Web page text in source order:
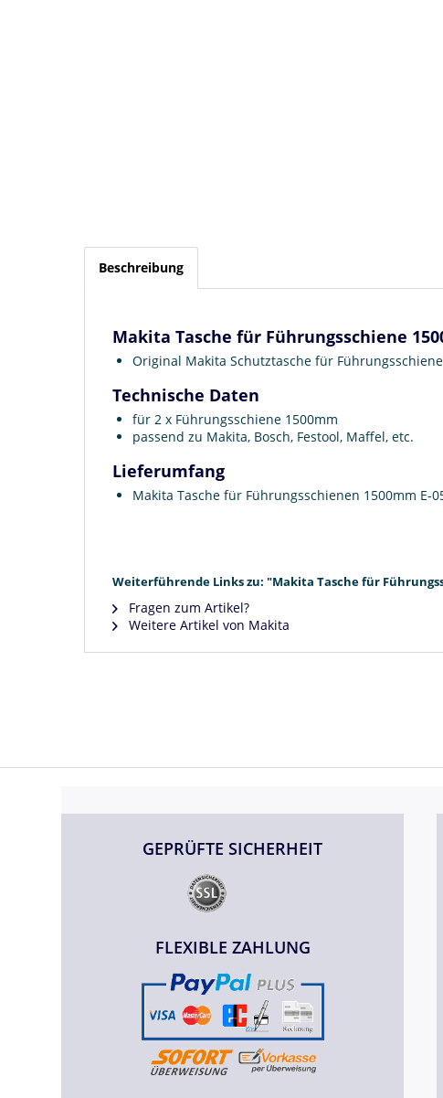
Beschreibung
Makita Tasche für Führungsschiene
Original Makita Schutztasche für Führungsschiene
Technische Daten
für 2 x Führungsschiene 1500mm
passend zu Makita, Bosch, Festool, Maffel, etc.
Lieferumfang
Makita Tasche für Führungsschienen 1500mm E-
Weiterführende Links zu: "Makita Tasche für
Fragen zum Artikel?
Weitere Artikel von Makita
GEPRÜFTE SICHERHEIT
FLEXIBLE ZAHLUNG